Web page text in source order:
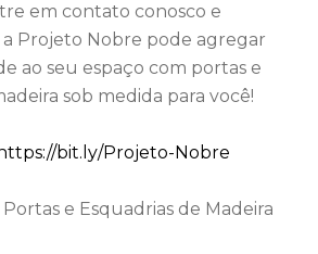
em contato conosco e
Projeto Nobre pode agregar
ao seu espaço com portas e
sob medida para você!
https://bit.ly/Projeto-Nobre
e Esquadrias de Madeira